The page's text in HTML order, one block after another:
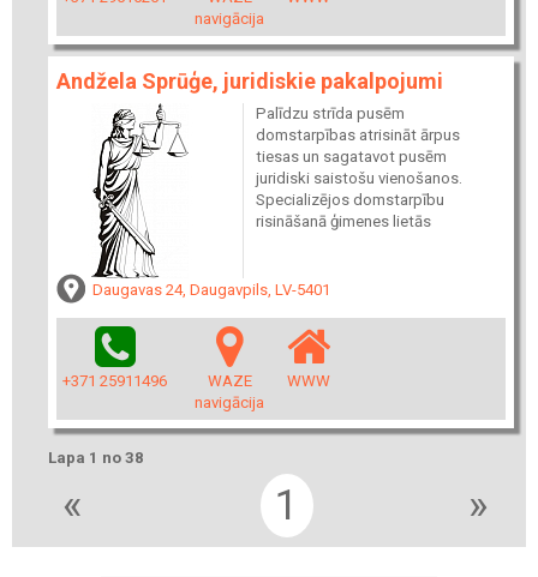
navigācija
Andžela Sprūģe, juridiskie pakalpojumi
Palīdzu strīda pusēm
domstarpības atrisināt ārpus
tiesas un sagatavot pusēm
juridiski saistošu vienošanos.
Specializējos domstarpību
risināšanā ģimenes lietās
Daugavas 24, Daugavpils, LV-5401
+371 25911496
WAZE
navigācija
WWW
Lapa 1 no 38
« 1 »